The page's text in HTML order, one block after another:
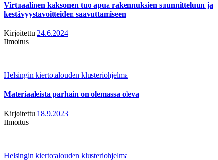
Virtuaalinen kaksonen tuo apua rakennuksien suunnitteluun ja
kestävyystavoitteiden saavuttamiseen
Kirjoitettu 24.6.2024
Ilmoitus
Helsingin kiertotalouden klusteriohjelma
Materiaaleista parhain on olemassa oleva
Kirjoitettu 18.9.2023
Ilmoitus
Helsingin kiertotalouden klusteriohjelma